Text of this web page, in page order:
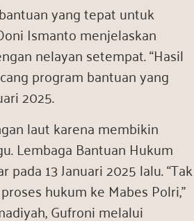
yang tepat untuk
Ismanto menjelaskan
nelayan setempat. “Hasil
program bantuan yang
2025.
laut karena membikin
Lembaga Bantuan Hukum
13 Januari 2025 lalu. “Tak
hukum ke Mabes Polri,”
Gufroni melalui